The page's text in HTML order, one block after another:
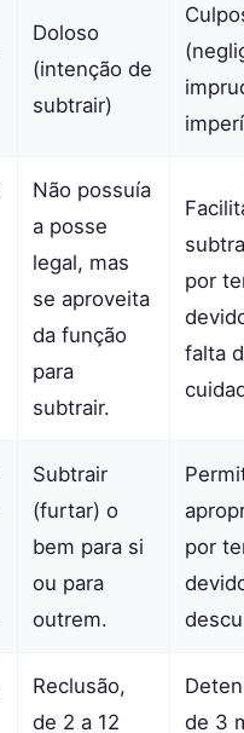
Doloso
(intenção de
subtrair)
Não possuía
a posse
legal, mas
se aproveita
da função
para
subtrair.
por
falta
Subtrair
(furtar) o
bem para si
ou para
outrem.
por
Reclusão,
de 2 a 12
de 3